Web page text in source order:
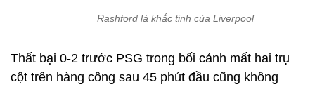
Rashford là khắc tinh của Liverpool
Thất bại 0-2 trước PSG trong bối cảnh mất hai trụ
cột trên hàng công sau 45 phút đầu cũng không